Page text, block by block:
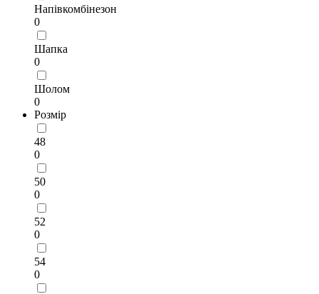
Напівкомбінезон
0
Шапка
0
Шолом
0
Розмір
48
0
50
0
52
0
54
0